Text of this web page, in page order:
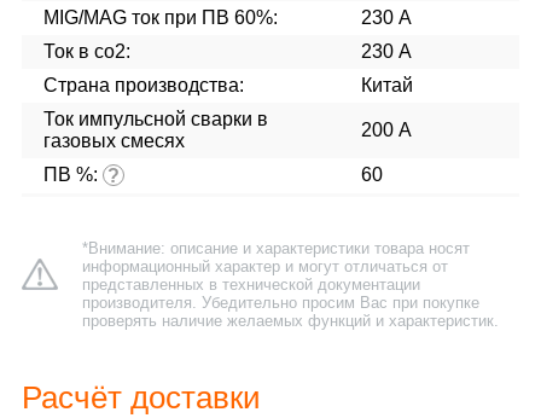
MIG/MAG ток при ПВ 60%:
230 А
Ток в co2:
230 А
Страна производства:
Китай
Ток импульсной сварки в
газовых смесях
200 А
ПВ %: ? 60
*Внимание: описание и характеристики товара носят
информационный характер и могут отличаться от
представленных в технической документации
производителя. Убедительно просим Вас при покупке
проверять наличие желаемых функций и характеристик.
Расчёт доставки